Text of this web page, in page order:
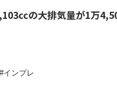
の大排気量が1万
インプレ